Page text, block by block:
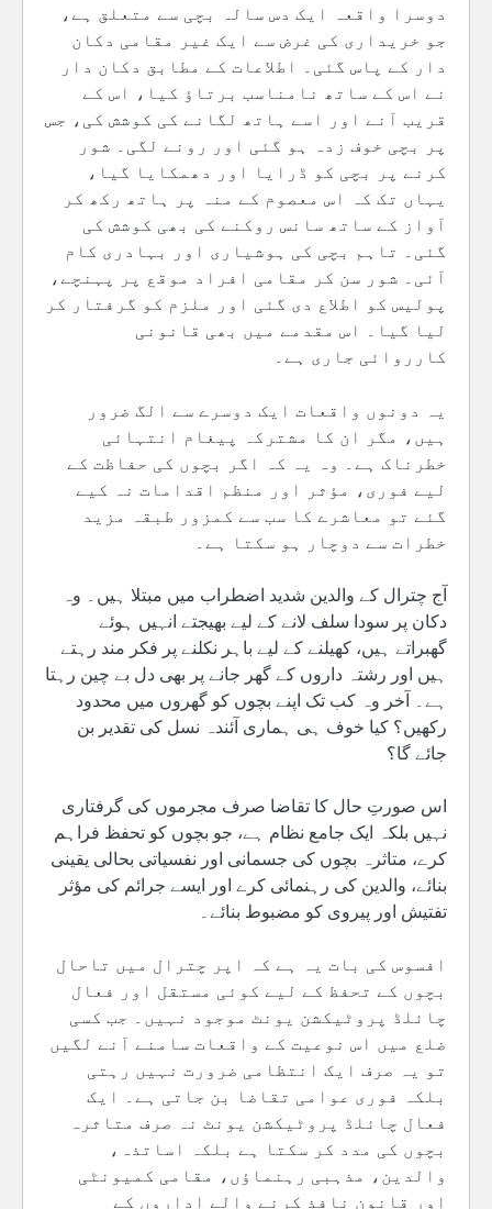
دوسرا واقعہ ایک دس سالہ بچی سے متعلق ہے،
جو خریداری کی غرض سے ایک غیر مقامی دکان
دار کے پاس گئی۔ اطلاعات کے مطابق دکان دار
نے اس کے ساتھ نامناسب برتاؤ کیا، اس کے
قریب آنے اور اسے ہاتھ لگانے کی کوشش کی، جس
پر بچی خوف زدہ ہو گئی اور رونے لگی۔ شور
کرنے پر بچی کو ڈرایا اور دھمکایا گیا،
یہاں تک کہ اس معصوم کے منہ پر ہاتھ رکھ کر
آواز کے ساتھ سانس روکنے کی بھی کوشش کی
گئی۔ تاہم بچی کی ہوشیاری اور بہادری کام
آئی۔ شور سن کر مقامی افراد موقع پر پہنچے،
پولیس کو اطلاع دی گئی اور ملزم کو گرفتار کر
لیا گیا۔ اس مقدمے میں بھی قانونی
کارروائی جاری ہے۔
یہ دونوں واقعات ایک دوسرے سے الگ ضرور
ہیں، مگر ان کا مشترکہ پیغام انتہائی
خطرناک ہے۔ وہ یہ کہ اگر بچوں کی حفاظت کے
لیے فوری، مؤثر اور منظم اقدامات نہ کیے
گئے تو معاشرے کا سب سے کمزور طبقہ مزید
خطرات سے دوچار ہو سکتا ہے۔
آج چترال کے والدین شدید اضطراب میں مبتلا ہیں۔ وہ
دکان پر سودا سلف لانے کے لیے بھیجتے انہیں ہوئے
گھبراتے ہیں، کھیلنے کے لیے باہر نکلنے پر فکر مند رہتے
ہیں اور رشتہ داروں کے گھر جانے پر بھی دل بے چین رہتا
ہے۔ آخر وہ کب تک اپنے بچوں کو گھروں میں محدود
رکھیں؟ کیا خوف ہی ہماری آئندہ نسل کی تقدیر بن
جائے گا؟
اس صورتِ حال کا تقاضا صرف مجرموں کی گرفتاری
نہیں بلکہ ایک جامع نظام ہے، جو بچوں کو تحفظ فراہم
کرے، متاثرہ بچوں کی جسمانی اور نفسیاتی بحالی یقینی
بنائے، والدین کی رہنمائی کرے اور ایسے جرائم کی مؤثر
تفتیش اور پیروی کو مضبوط بنائے۔
افسوس کی بات یہ ہے کہ اپر چترال میں تاحال
بچوں کے تحفظ کے لیے کوئی مستقل اور فعال
چائلڈ پروٹیکشن یونٹ موجود نہیں۔ جب کسی
ضلع میں اس نوعیت کے واقعات سامنے آنے لگیں
تو یہ صرف ایک انتظامی ضرورت نہیں رہتی
بلکہ فوری عوامی تقاضا بن جاتی ہے۔ ایک
فعال چائلڈ پروٹیکشن یونٹ نہ صرف متاثرہ
بچوں کی مدد کر سکتا ہے بلکہ اساتذہ،
والدین، مذہبی رہنماؤں، مقامی کمیونٹی
اور قانون نافذ کرنے والے اداروں کے